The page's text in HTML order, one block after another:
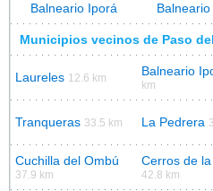
Balneario Iporá
Municipios vecinos de Paso
Laureles 12.6 km Balneario
km
Tranqueras 33.5 km La Pedrera
Cuchilla del Ombú
37.9 km
Cerros de
42.8 km